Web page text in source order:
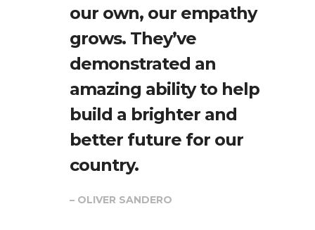
our own, our empathy
grows. They’ve
demonstrated an
amazing ability to help
build a brighter and
better future for our
country.
– OLIVER SANDERO